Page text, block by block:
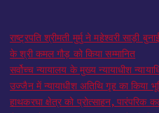
राष्ट्रपति श्रीमती मुर्मु ने महेश्वरी साड़ी
के श्री कमल गौड़ को किया सम्मानित
सर्वोच्च न्यायालय के मुख्‍य न्‍यायाधीश
उज्जैन में न्यायाधीश अतिथि गृह का किया
हाथकरघा क्षेत्र को प्रोत्साहन, पारंपरिक